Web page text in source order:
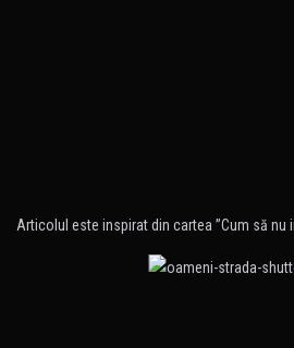
Articolul este inspirat din cartea ”Cum să nu